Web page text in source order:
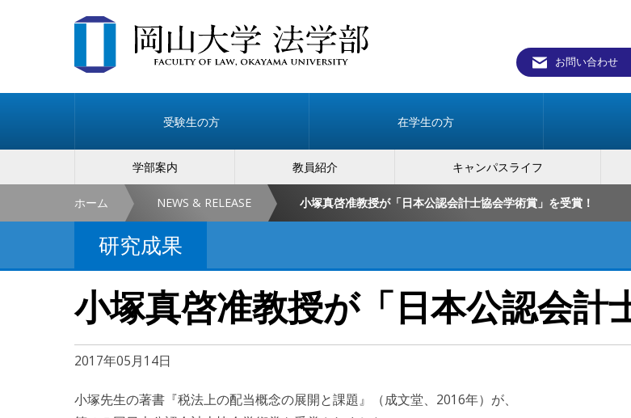
お問い合わせ
受験生の方 在学生の方
学部案内 教員紹介 キャンパスライフ
ホーム NEWS & RELEASE 小塚真啓准教授が「日本公認会計士協会学術賞」を受賞！
研究成果
小塚真啓准教授が「日本公認会計
2017年05月14日
小塚先生の著書『税法上の配当概念の展開と課題』（成文堂、2016年）が、